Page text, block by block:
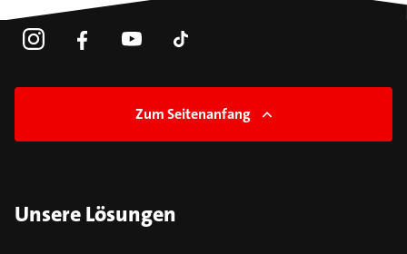
Zum Seitenanfang
Unsere Lösungen